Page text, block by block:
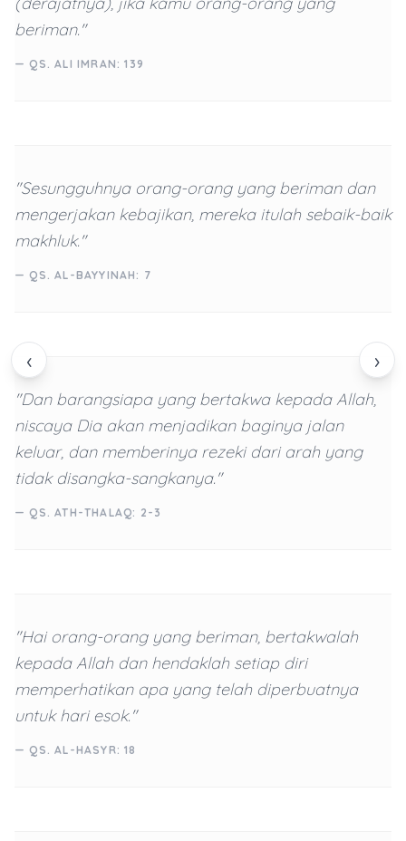
‹ ›
beriman."
— QS. ALI IMRAN: 139
"Sesungguhnya orang-orang yang beriman dan
mengerjakan kebajikan, mereka itulah sebaik-baik
makhluk."
— QS. AL-BAYYINAH: 7
"Dan barangsiapa yang bertakwa kepada Allah,
niscaya Dia akan menjadikan baginya jalan
keluar, dan memberinya rezeki dari arah yang
tidak disangka-sangkanya."
— QS. ATH-THALAQ: 2-3
"Hai orang-orang yang beriman, bertakwalah
kepada Allah dan hendaklah setiap diri
memperhatikan apa yang telah diperbuatnya
untuk hari esok."
— QS. AL-HASYR: 18